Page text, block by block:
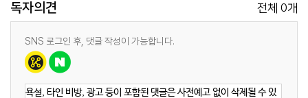
독자의견 전체 0개
SNS 로그인 후, 댓글 작성이 가능합니다.